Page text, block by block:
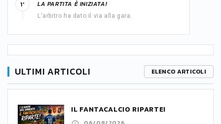
LA PARTITA È INIZIATA!
L'arbitro ha dato il via alla gara.
1'
ULTIMI ARTICOLI ELENCO ARTICOLI
IL FANTACALCIO RIPARTE!